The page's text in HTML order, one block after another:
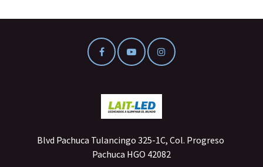
Blvd Pachuca Tulancingo 325-1C, Col. Progreso
Pachuca HGO 42082